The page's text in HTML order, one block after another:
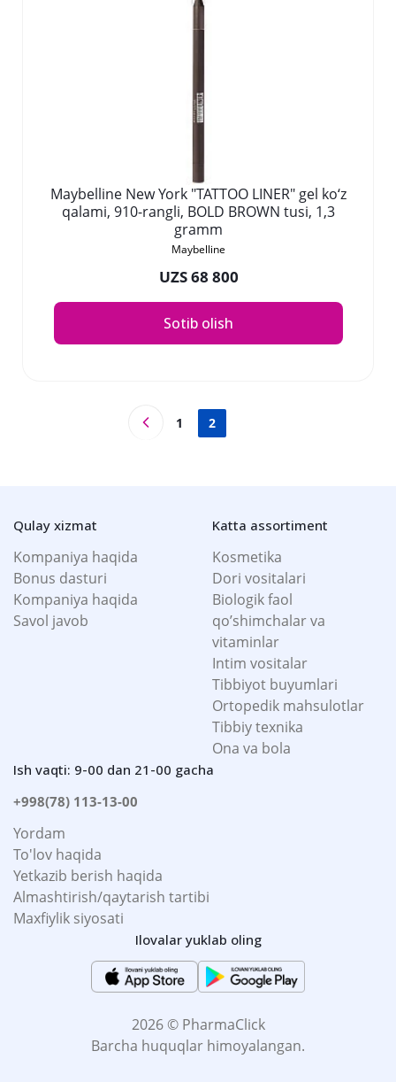
Maybelline New York "TATTOO LINER" gel ko‘z
qalami, 910-rangli, BOLD BROWN tusi, 1,3
gramm
Maybelline
UZS 68 800
Sotib olish
1 2
Qulay xizmat
Kompaniya haqida
Bonus dasturi
Kompaniya haqida
Savol javob
Katta assortiment
Kosmetika
Dori vositalari
Biologik faol
qo’shimchalar va
vitaminlar
Intim vositalar
Tibbiyot buyumlari
Ortopedik mahsulotlar
Tibbiy texnika
Ona va bola
Ish vaqti: 9-00 dan 21-00 gacha
+998(78) 113-13-00
Yordam
To'lov haqida
Yetkazib berish haqida
Almashtirish/qaytarish tartibi
Maxfiylik siyosati
Ilovalar yuklab oling
2026 © PharmaClick
Barcha huquqlar himoyalangan.